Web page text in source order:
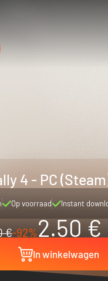
4 - PC
Op voorraad Instant
€-92%2.50 €
In winkelwagen